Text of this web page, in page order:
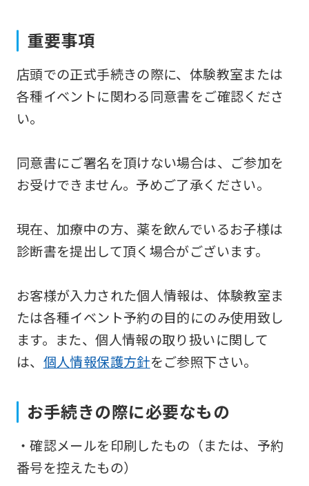
重要事項
店頭での正式手続きの際に、体験教室または
各種イベントに関わる同意書をご確認くださ
い。
同意書にご署名を頂けない場合は、ご参加を
お受けできません。予めご了承ください。
現在、加療中の方、薬を飲んでいるお子様は
診断書を提出して頂く場合がございます。
お客様が入力された個人情報は、体験教室ま
たは各種イベント予約の目的にのみ使用致し
ます。また、個人情報の取り扱いに関して
は、 個人情報保護方針をご参照下さい。
お手続きの際に必要なもの
・確認メールを印刷したもの（または、予約
番号を控えたもの）
an
automatic
the
Japanese
of
this
will
be
translated
mechanically,
it
not